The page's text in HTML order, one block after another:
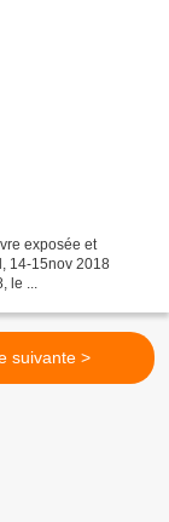
exposée et
14-15nov 2018
...
suivante >